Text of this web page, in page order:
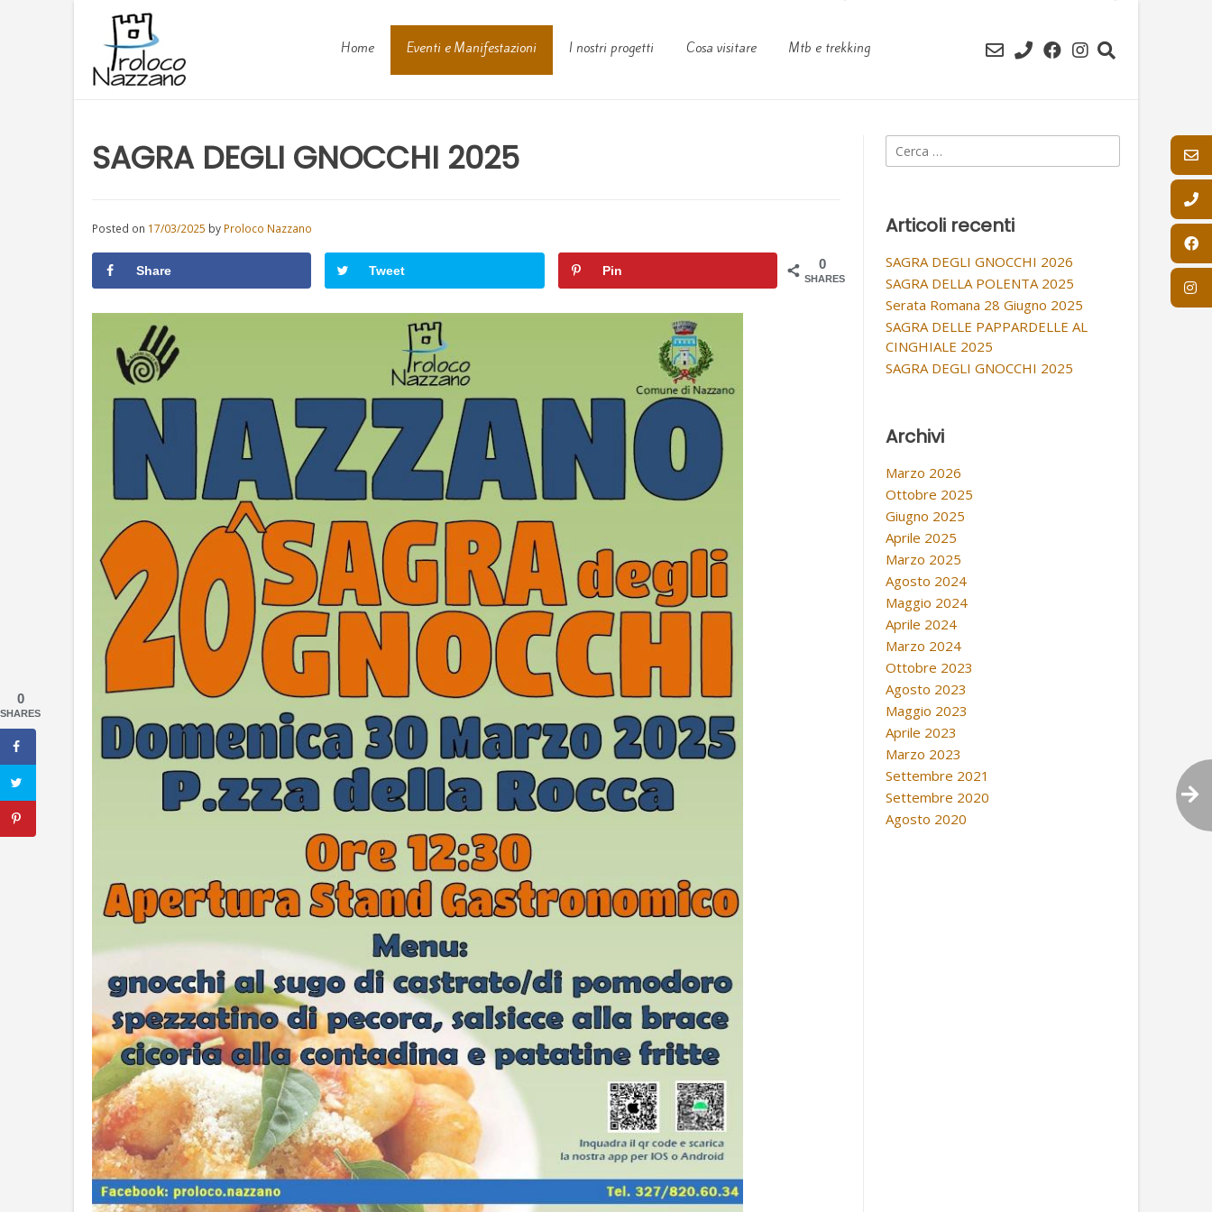
content
Home Eventi e Manifestazioni I nostri progetti Cosa visitare Mtb e trekking
SAGRA DEGLI GNOCCHI 2025
Posted on 17/03/2025 by Proloco Nazzano
0
SHARES
Share Tweet Pin
Ricerca
per:
Articoli recenti
SAGRA DEGLI GNOCCHI 2026
SAGRA DELLA POLENTA 2025
Serata Romana 28 Giugno 2025
SAGRA DELLE PAPPARDELLE AL
CINGHIALE 2025
SAGRA DEGLI GNOCCHI 2025
Archivi
Marzo 2026
Ottobre 2025
Giugno 2025
Aprile 2025
Marzo 2025
Agosto 2024
Maggio 2024
Aprile 2024
Marzo 2024
Ottobre 2023
Agosto 2023
Maggio 2023
Aprile 2023
Marzo 2023
Settembre 2021
Settembre 2020
Agosto 2020
0
SHARES